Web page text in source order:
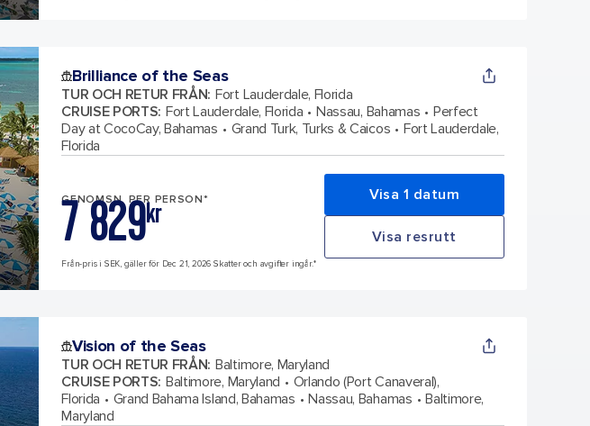
Brilliance of the Seas
TUR OCH RETUR FRÅN: Fort Lauderdale, Florida
CRUISE PORTS: Fort Lauderdale, Florida Nassau, Bahamas
Perfect
Day at CocoCay, Bahamas
Grand Turk, Turks & Caicos
Fort Lauderdale,
Florida
GENOMSN. PER PERSON*
kr
7 829 Visa 1 datum
Visa resrutt
Från-pris i SEK, gäller för Dec 21, 2026 Skatter och avgifter ingår.*
Vision of the Seas
TUR OCH RETUR FRÅN: Baltimore, Maryland
CRUISE PORTS: Baltimore, Maryland
Orlando (Port Canaveral),
Florida
Grand Bahama Island, Bahamas Nassau, Bahamas
Baltimore,
Maryland